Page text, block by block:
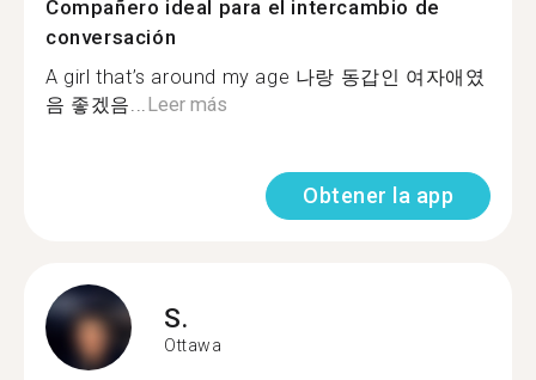
Compañero ideal para el intercambio de
conversación
A girl that’s around my age 나랑 동갑인 여자애였
음 좋겠음... Leer más
Obtener la app
S.
Ottawa